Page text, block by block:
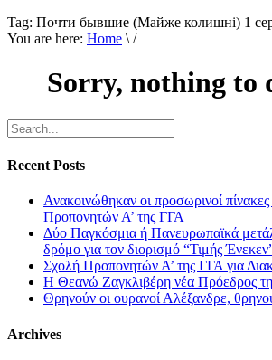
Tag: Почти бывшие (Майже колишнi) 1
You are here: Home \ /
Sorry, nothing to
Recent Posts
Ανακοινώθηκαν οι προσωρινοί
Προπονητών Α’ της ΓΓΑ
Δύο Παγκόσμια ή Πανευρωπαϊκά
δρόμο για τον διορισμό “Τιμής
Σχολή Προπονητών Α’ της ΓΓΑ για
Η Θεανώ Ζαγκλιβέρη νέα Πρόεδρος
Θρηνούν οι ουρανοί Αλέξανδρε,
Archives